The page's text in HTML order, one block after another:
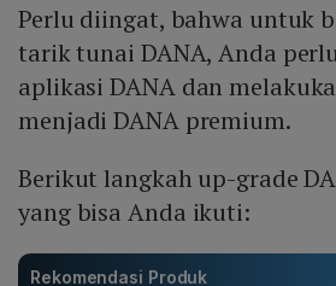
Perlu diingat, bahwa untuk
tarik tunai DANA, Anda
aplikasi DANA dan
menjadi DANA premium.
Berikut langkah up-grade
yang bisa Anda ikuti:
Rekomendasi Produk